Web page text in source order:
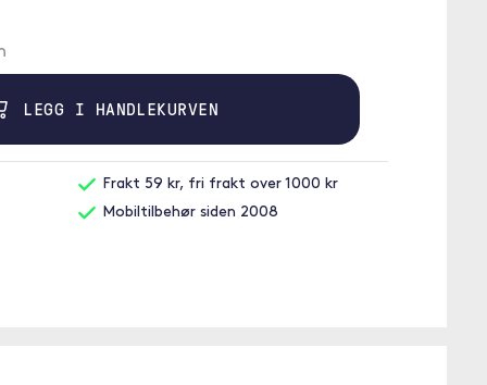
LEGG I HANDLEKURVEN
Frakt 59 kr, fri frakt over 1000 kr
Mobiltilbehør siden 2008